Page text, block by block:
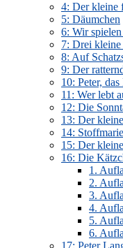
4: Der kleine
5: Däumchen
6: Wir
7: Drei kleine
8: Auf
9: Der
10: Peter,
11: Wer lebt
12: Die
13: Der
14:
15: Der
16: Die
1.
2.
3.
4.
5.
6.
17: Peter